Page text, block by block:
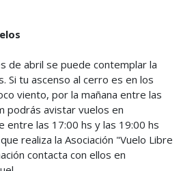
de abril se puede contemplar la
Si tu ascenso al cerro es en los
viento, por la mañana entre las
podrás avistar vuelos en
entre las 17:00 hs y las 19:00 hs
realiza la Asociación "Vuelo Libre
contacta con ellos en